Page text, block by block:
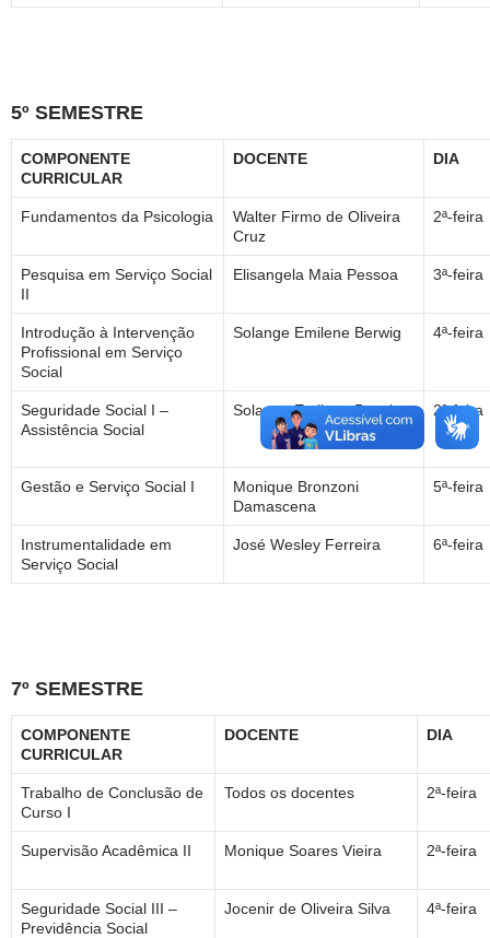
5º SEMESTRE
COMPONENTE
CURRICULAR
DOCENTE DIA
Fundamentos da Psicologia
Walter Firmo de Oliveira
Cruz
2ª-feira
Pesquisa em Serviço Social
II
Elisangela Maia Pessoa 3ª-feira
Introdução à Intervenção
Profissional em Serviço
Social
Solange Emilene Berwig 4ª-feira
Seguridade Social I –
Assistência Social
Solange Emilene Berwig 2ª-feira
Gestão e Serviço Social I
Monique Bronzoni
Damascena
5ª-feira
Instrumentalidade em
Serviço Social
José Wesley Ferreira 6ª-feira
7º SEMESTRE
COMPONENTE
CURRICULAR
DOCENTE DIA
Trabalho de Conclusão de
Curso I
Todos os docentes 2ª-feira
Supervisão Acadêmica II Monique Soares Vieira 2ª-feira
Seguridade Social III –
Previdência Social
Jocenir de Oliveira Silva 4ª-feira